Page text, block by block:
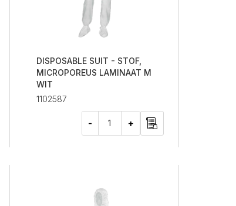
DISPOSABLE SUIT - STOF,
MICROPOREUS LAMINAAT M
WIT
1102587
- +